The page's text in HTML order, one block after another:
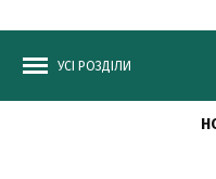
УСІ РОЗДІЛИ